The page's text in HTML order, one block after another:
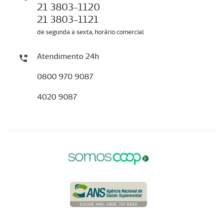
21 3803-1120
21 3803-1121
de segunda a sexta, horário comercial
Atendimento 24h
0800 970 9087
4020 9087